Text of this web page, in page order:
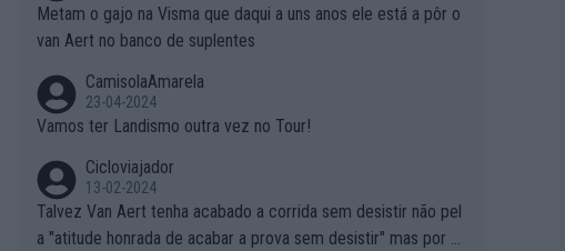
Metam o gajo na Visma que daqui a uns anos ele está a pôr o
van Aert no banco de suplentes
CamisolaAmarela
23-04-2024
Vamos ter Landismo outra vez no Tour!
Cicloviajador
13-02-2024
Talvez Van Aert tenha acabado a corrida sem desistir não pel
a "atitude honrada de acabar a prova sem desistir" mas por ou